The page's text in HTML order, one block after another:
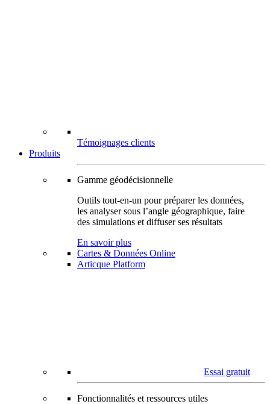
Témoignages clients
Produits
Gamme géodécisionnelle
Outils tout-en-un pour préparer les données,
les analyser sous l’angle géographique, faire
des simulations et diffuser ses résultats
En savoir plus
Cartes & Données Online
Articque Platform
Essai gratuit
Fonctionnalités et ressources utiles